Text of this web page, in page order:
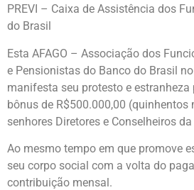
PREVI – Caixa de Assistência dos
do Brasil
Esta AFAGO – Associação dos
e Pensionistas do Banco do Brasil
manifesta seu protesto e
bônus de R$500.000,00 (quinhentos
senhores Diretores e Conselheiros da
Ao mesmo tempo em que promove
seu corpo social com a volta do
contribuição mensal.